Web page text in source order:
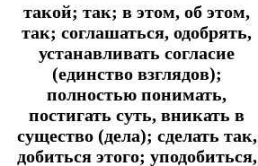
такой; так; в этом, об этом,
так; соглашаться, одобрять,
устанавливать согласие
(единство взглядов);
полностью понимать,
постигать суть, вникать в
существо (дела); сделать так,
добиться этого; уподобиться,